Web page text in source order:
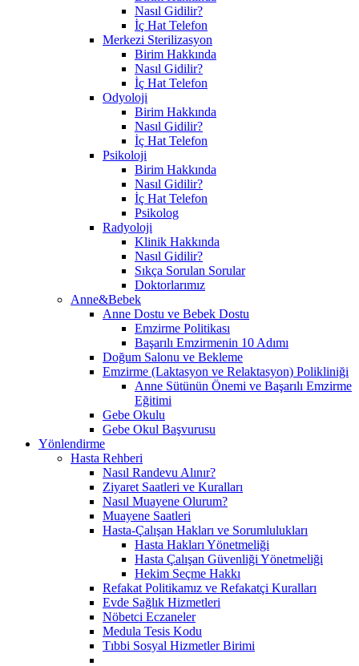
Nasıl Gidilir?
İç Hat Telefon
Merkezi Sterilizasyon
Birim Hakkında
Nasıl Gidilir?
İç Hat Telefon
Odyoloji
Birim Hakkında
Nasıl Gidilir?
İç Hat Telefon
Psikoloji
Birim Hakkında
Nasıl Gidilir?
İç Hat Telefon
Psikolog
Radyoloji
Klinik Hakkında
Nasıl Gidilir?
Sıkça Sorulan Sorular
Doktorlarımız
Anne&Bebek
Anne Dostu ve Bebek Dostu
Emzirme Politikası
Başarılı Emzirmenin 10 Adımı
Doğum Salonu ve Bekleme
Emzirme (Laktasyon ve Relaktasyon) Polikliniği
Anne Sütünün Önemi ve Başarılı Emzirme
Eğitimi
Gebe Okulu
Gebe Okul Başvurusu
Yönlendirme
Hasta Rehberi
Nasıl Randevu Alınır?
Ziyaret Saatleri ve Kuralları
Nasıl Muayene Olurum?
Muayene Saatleri
Hasta-Çalışan Hakları ve Sorumlulukları
Hasta Hakları Yönetmeliği
Hasta Çalışan Güvenliği Yönetmeliği
Hekim Seçme Hakkı
Refakat Politikamız ve Refakatçi Kuralları
Evde Sağlık Hizmetleri
Nöbetci Eczaneler
Medula Tesis Kodu
Tıbbi Sosyal Hizmetler Birimi